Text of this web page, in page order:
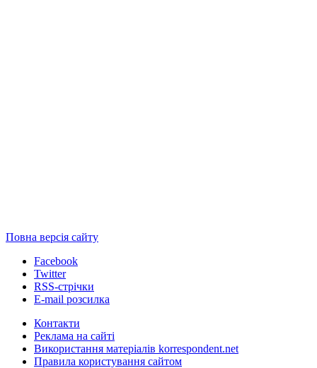
Повна версія сайту
Facebook
Twitter
RSS-стрічки
E-mail розсилка
Контакти
Реклама на сайті
Використання матеріалів korrespondent.net
Правила користування сайтом